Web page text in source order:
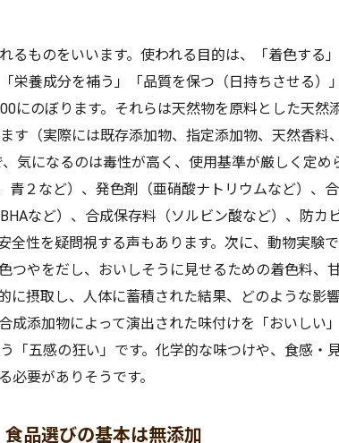
るものをいいます。使われる目的は、「着色する
栄養成分を補う」「品質を保つ（日持ちさせる）
にのぼります。それらは天然物を原料とした天然
す（実際には既存添加物、指定添加物、天然香料
気になるのは毒性が高く、使用基準が厳しく定
２など）、発色剤（亜硝酸ナトリウムなど）、
など）、合成保存料（ソルビン酸など）、防カ
全性を疑問視する声もあります。次に、動物実験
つやをだし、おいしそうに見せるための着色料、
摂取し、人体に蓄積された結果、どのような影
成添加物によって演出された味付けを「おいしい
「五感の狂い」です。化学的な味つけや、食感・
要がありそうです。
食品選びの基本は無添加